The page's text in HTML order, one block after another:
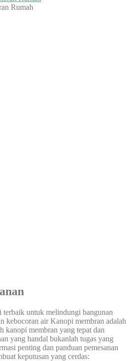
Rumah
terbaik untuk melindungi bangunan
kebocoran air Kanopi membran adalah
kanopi membran yang tepat dan
yang handal bukanlah tugas yang
penting dan panduan pemesanan
keputusan yang cerdas: